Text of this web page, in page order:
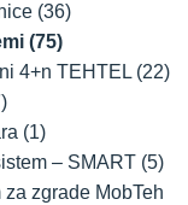
(36)
(75)
4+n TEHTEL (22)
(1)
– SMART (5)
zgrade MobTeh